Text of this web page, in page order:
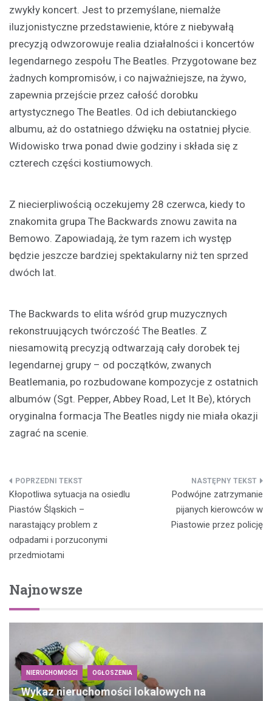
zwykły koncert. Jest to przemyślane, niemalże
iluzjonistyczne przedstawienie, które z niebywałą
precyzją odwzorowuje realia działalności i koncertów
legendarnego zespołu The Beatles. Przygotowane bez
żadnych kompromisów, i co najważniejsze, na żywo,
zapewnia przejście przez całość dorobku
artystycznego The Beatles. Od ich debiutanckiego
albumu, aż do ostatniego dźwięku na ostatniej płycie.
Widowisko trwa ponad dwie godziny i składa się z
czterech części kostiumowych.
Z niecierpliwością oczekujemy 28 czerwca, kiedy to
znakomita grupa The Backwards znowu zawita na
Bemowo. Zapowiadają, że tym razem ich występ
będzie jeszcze bardziej spektakularny niż ten sprzed
dwóch lat.
The Backwards to elita wśród grup muzycznych
rekonstruujących twórczość The Beatles. Z
niesamowitą precyzją odtwarzają cały dorobek tej
legendarnej grupy – od początków, zwanych
Beatlemania, po rozbudowane kompozycje z ostatnich
albumów (Sgt. Pepper, Abbey Road, Let It Be), których
oryginalna formacja The Beatles nigdy nie miała okazji
zagrać na scenie.
Nawigacja
wpisu
Kłopotliwa sytuacja na osiedlu
Piastów Śląskich –
narastający problem z
odpadami i porzuconymi
przedmiotami
Podwójne zatrzymanie
pijanych kierowców w
Piastowie przez policję
Najnowsze
NIERUCHOMOŚCI OGŁOSZENIA
Wykaz nieruchomości lokalowych na